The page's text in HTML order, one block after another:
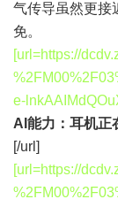
气传导虽然更接
免。
[url=https://
e-
AI能力：耳机正
[/url]
[url=https://